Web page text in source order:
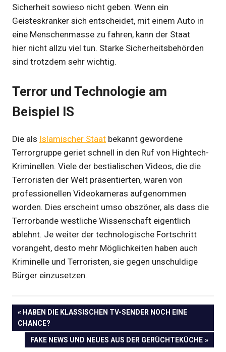
Sicherheit sowieso nicht geben. Wenn ein
Geisteskranker sich entscheidet, mit einem Auto in
eine Menschenmasse zu fahren, kann der Staat
hier nicht allzu viel tun. Starke Sicherheitsbehörden
sind trotzdem sehr wichtig.
Terror und Technologie am
Beispiel IS
Die als Islamischer Staat bekannt gewordene
Terrorgruppe geriet schnell in den Ruf von Hightech-
Kriminellen. Viele der bestialischen Videos, die die
Terroristen der Welt präsentierten, waren von
professionellen Videokameras aufgenommen
worden. Dies erscheint umso obszöner, als dass die
Terrorbande westliche Wissenschaft eigentlich
ablehnt. Je weiter der technologische Fortschritt
vorangeht, desto mehr Möglichkeiten haben auch
Kriminelle und Terroristen, sie gegen unschuldige
Bürger einzusetzen.
Beitragsnavigation
PREVIOUS
POST:
HABEN DIE KLASSISCHEN TV-SENDER NOCH EINE
CHANCE?
NEXT
FAKE NEWS UND NEUES AUS DER GERÜCHTEKÜCHE